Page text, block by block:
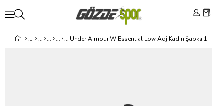
Under Armour W Essentıal Low Adj Kadın Şapka